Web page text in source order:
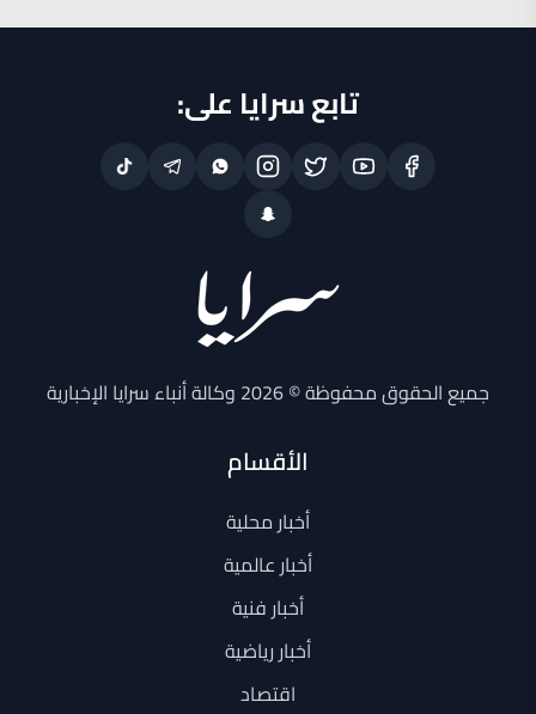
تابع سرايا على:
جميع الحقوق محفوظة © 2026 وكالة أنباء سرايا الإخبارية
الأقسام
أخبار محلية
أخبار عالمية
أخبار فنية
أخبار رياضية
اقتصاد